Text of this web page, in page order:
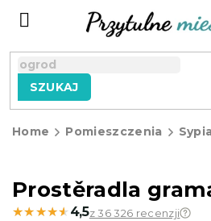
SZUKAJ
Home Pomieszczenia
Prostěradla
★★★★★
★★★★★ 4,5z 36 326 recenzji